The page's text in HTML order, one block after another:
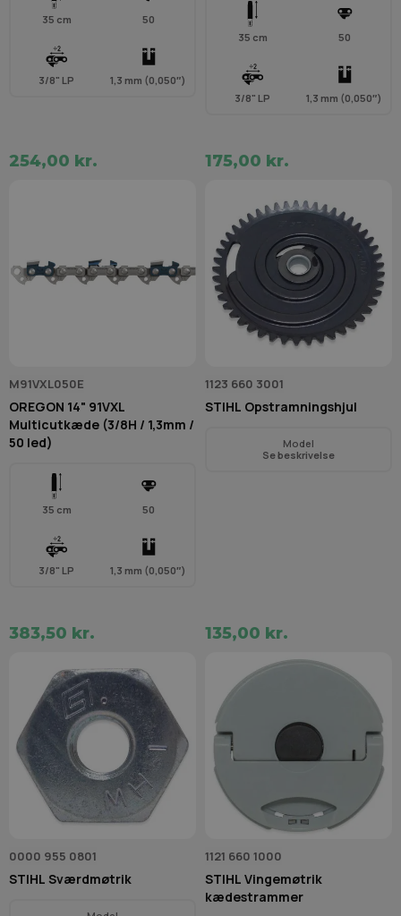
35 cm 50
3/8" LP 1,3 mm (0,050″)
254,00 kr.
35 cm 50
3/8" LP 1,3 mm (0,050″)
175,00 kr.
M91VXL050E
OREGON 14" 91VXL
Multicutkæde (3/8H / 1,3mm /
50 led)
35 cm 50
3/8" LP 1,3 mm (0,050″)
383,50 kr.
1123 660 3001
STIHL Opstramningshjul
Model
Se beskrivelse
135,00 kr.
0000 955 0801
STIHL Sværdmøtrik
1121 660 1000
STIHL Vingemøtrik
kædestrammer